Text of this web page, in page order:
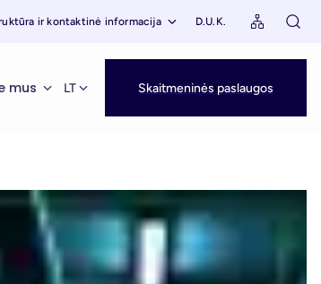
ir kontaktinė informacija D.U.K.
mus LT Skaitmeninės paslaugos